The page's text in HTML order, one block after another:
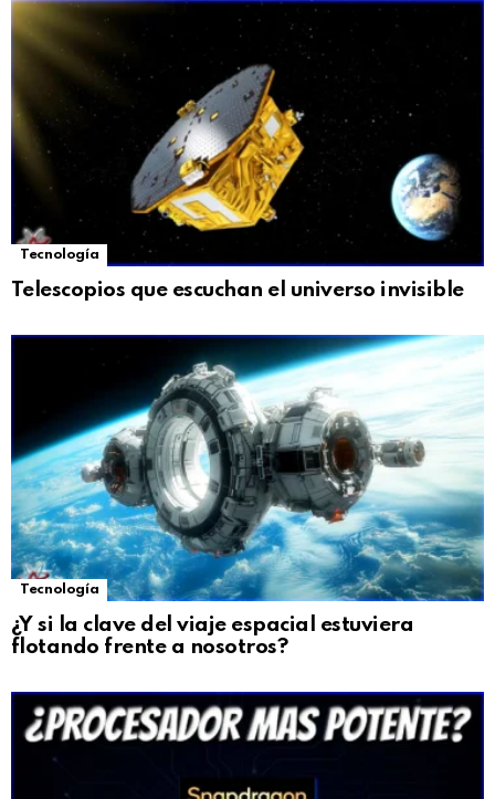
Tecnología
Telescopios que escuchan el universo invisible
Tecnología
¿Y si la clave del viaje espacial estuviera
flotando frente a nosotros?